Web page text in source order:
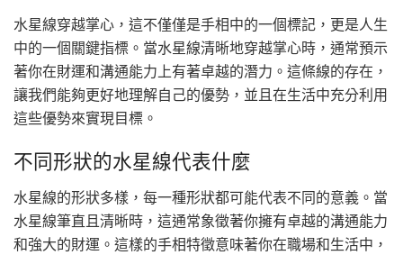
水星線穿越掌心，這不僅僅是手相中的一個標記，更是人生
中的一個關鍵指標。當水星線清晰地穿越掌心時，通常預示
著你在財運和溝通能力上有著卓越的潛力。這條線的存在，
讓我們能夠更好地理解自己的優勢，並且在生活中充分利用
這些優勢來實現目標。
不同形狀的水星線代表什麼
水星線的形狀多樣，每一種形狀都可能代表不同的意義。當
水星線筆直且清晰時，這通常象徵著你擁有卓越的溝通能力
和強大的財運。這樣的手相特徵意味著你在職場和生活中，